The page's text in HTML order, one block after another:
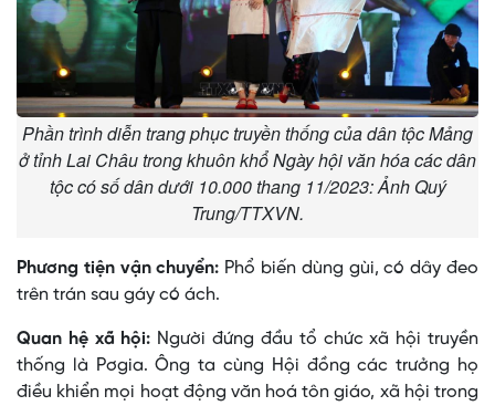
Phần trình diễn trang phục truyền thống của dân tộc Mảng
ở tỉnh Lai Châu trong khuôn khổ Ngày hội văn hóa các dân
tộc có số dân dưới 10.000 thang 11/2023: Ảnh Quý
Trung/TTXVN.
Phương tiện vận chuyển: Phổ biến dùng gùi, có dây đeo
trên trán sau gáy có ách.
Quan hệ xã hội: Người đứng đầu tổ chức xã hội truyền
thống là Pơgia. Ông ta cùng Hội đồng các trưởng họ
điều khiển mọi hoạt động văn hoá tôn giáo, xã hội trong